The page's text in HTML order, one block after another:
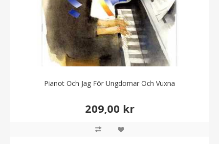
Pianot Och Jag För Ungdomar Och Vuxna
209,00 kr